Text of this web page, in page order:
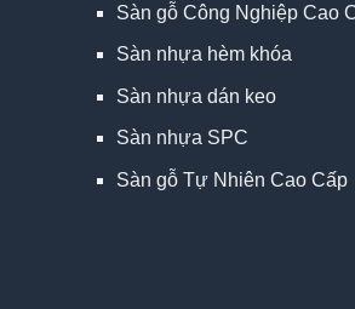
Sàn gỗ Công Nghiệp Cao
Sàn nhựa hèm khóa
Sàn nhựa dán keo
Sàn nhựa SPC
Sàn gỗ Tự Nhiên Cao Cấp